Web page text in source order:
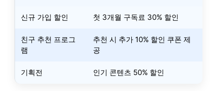
신규 가입 할인 첫 3개월 구독료 30% 할인
친구 추천 프로그
램
추천 시 추가 10% 할인 쿠폰 제
공
기획전 인기 콘텐츠 50% 할인